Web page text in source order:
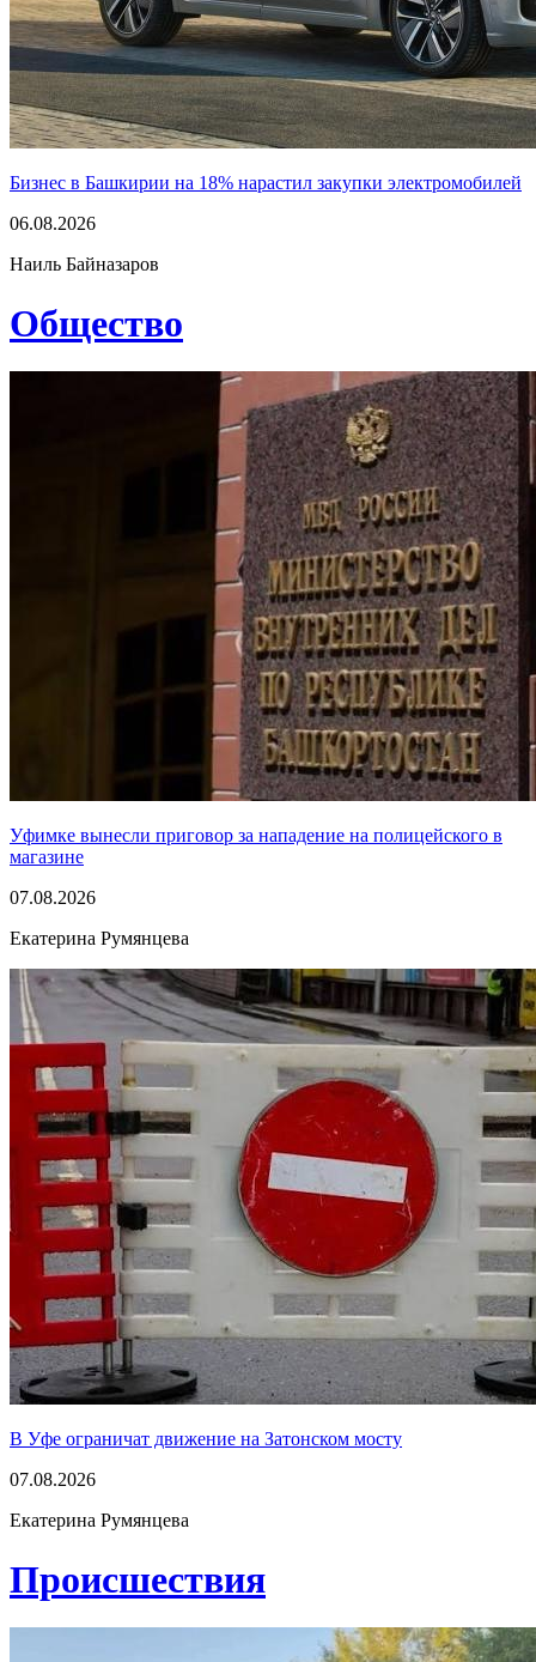
Бизнес в Башкирии на 18% нарастил закупки электромобилей
06.08.2026
Наиль Байназаров
Общество
Уфимке вынесли приговор за нападение на полицейского в
магазине
07.08.2026
Екатерина Румянцева
В Уфе ограничат движение на Затонском мосту
07.08.2026
Екатерина Румянцева
Проиcшествия